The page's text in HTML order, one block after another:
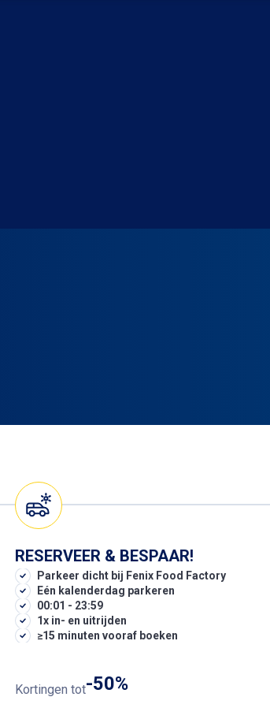
RESERVEER & BESPAAR!
Parkeer dicht bij Fenix Food Factory
Eén kalenderdag parkeren
00:01 - 23:59
1x in- en uitrijden
≥15 minuten vooraf boeken
Kortingen tot-50%